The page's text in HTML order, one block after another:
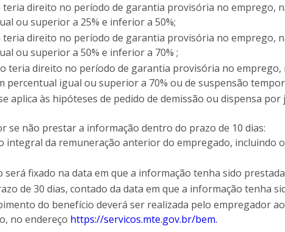
teria direito no período de garantia provisória no emprego,
ou superior a 25% e inferior a 50%;
teria direito no período de garantia provisória no emprego,
ou superior a 50% e inferior a 70% ;
teria direito no período de garantia provisória no emprego,
percentual igual ou superior a 70% ou de suspensão
aplica às hipóteses de pedido de demissão ou dispensa
se não prestar a informação dentro do prazo de 10 dias:
integral da remuneração anterior do empregado, incluindo
fixado na data em que a informação tenha sido
de 30 dias, contado da data em que a informação tenha
do benefício deverá ser realizada pelo empregador
no endereço https://servicos.mte.gov.br/bem.